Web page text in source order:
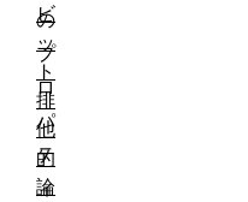
の
プ
ロ
パ
テ
ィ
ビ
ッ
ト
排
他
的
論